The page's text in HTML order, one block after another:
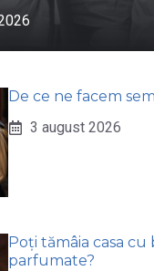
De ce ne facem
3 august 2026
Poți tămâia casa cu
parfumate?